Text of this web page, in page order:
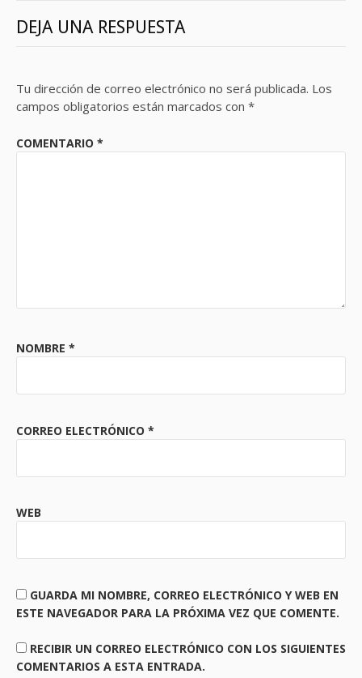
DEJA UNA RESPUESTA
Tu dirección de correo electrónico no será publicada. Los
campos obligatorios están marcados con *
COMENTARIO *
NOMBRE *
CORREO ELECTRÓNICO *
WEB
GUARDA MI NOMBRE, CORREO ELECTRÓNICO Y WEB EN
ESTE NAVEGADOR PARA LA PRÓXIMA VEZ QUE COMENTE.
RECIBIR UN CORREO ELECTRÓNICO CON LOS SIGUIENTES
COMENTARIOS A ESTA ENTRADA.